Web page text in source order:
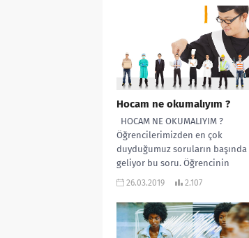
Hocam ne okumalıyım ?
HOCAM NE OKUMALIYIM ?
Öğrencilerimizden en çok
duyduğumuz soruların başında
geliyor bu soru. Öğrencinin
ömrünün sonuna kadar yapacağı
26.03.2019 2.107